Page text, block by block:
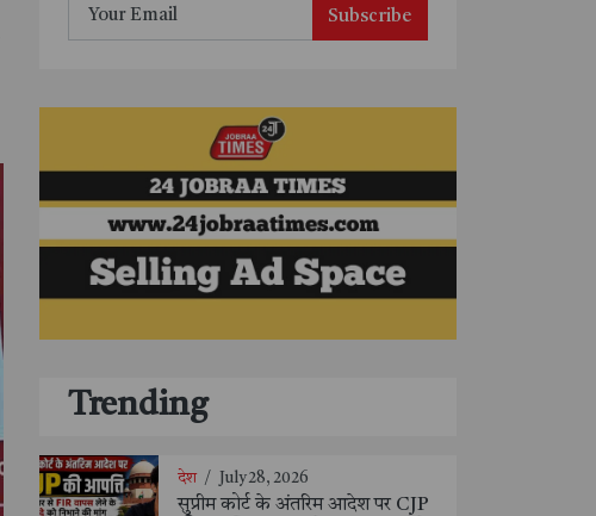
Subscribe
Trending
देश / July 28, 2026
सुप्रीम कोर्ट के अंतरिम आदेश पर CJP